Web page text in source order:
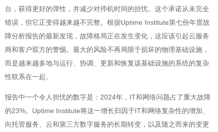
台，获得更好的弹性，并减少对停机时间的担忧。这个承诺从未完全
错误，但它正变得越来越不完整。根据Uptime Institute第七份年度故
障分析报告的最新发现，故障格局正在发生变化，这应该引起云服务
商和客户双方的警惕。最大的风险不再局限于损坏的物理基础设施，
而是越来越多地与运行、协调、更新和恢复该基础设施的系统的复杂
性联系在一起。
报告中一个令人担忧的数字是：2024年，IT和网络问题占了重大故障
的23%。Uptime Institute将这一增长归因于IT和网络复杂性的增加、
向托管服务、云和第三方数字服务的长期转变，以及随之而来的变更